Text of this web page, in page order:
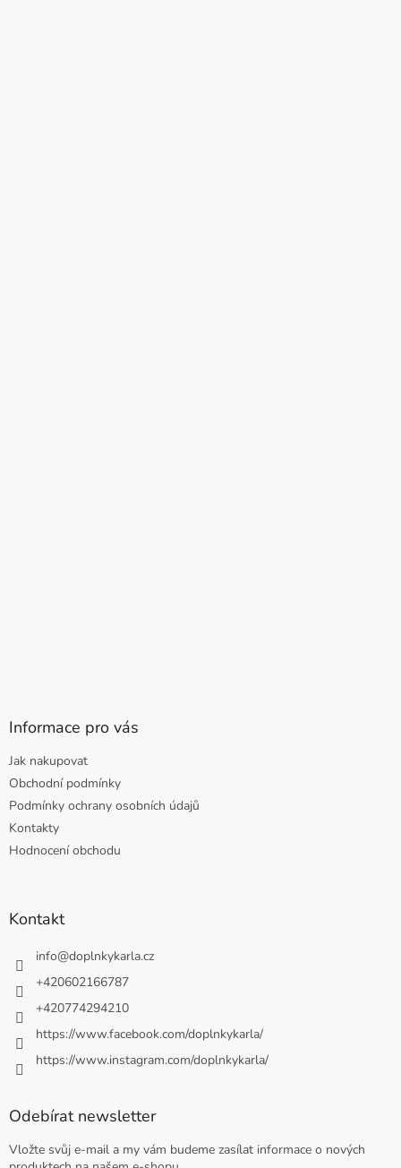
Informace pro vás
Jak nakupovat
Obchodní podmínky
Podmínky ochrany osobních údajů
Kontakty
Hodnocení obchodu
Kontakt
info@doplnkykarla.cz
+420602166787
+420774294210
https://www.facebook.com/doplnkykarla/
https://www.instagram.com/doplnkykarla/
Odebírat newsletter
Vložte svůj e-mail a my vám budeme zasílat informace o nových